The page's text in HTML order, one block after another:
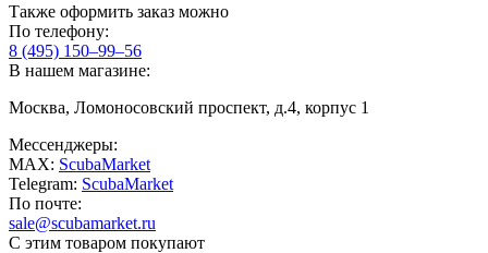
Также оформить заказ можно
По телефону:
8 (495) 150–99–56
В нашем магазине:
Москва, Ломоносовский проспект, д.4, корпус 1
Мессенджеры:
MAX: ScubaMarket
Telegram: ScubaMarket
По почте:
sale@scubamarket.ru
С этим товаром покупают